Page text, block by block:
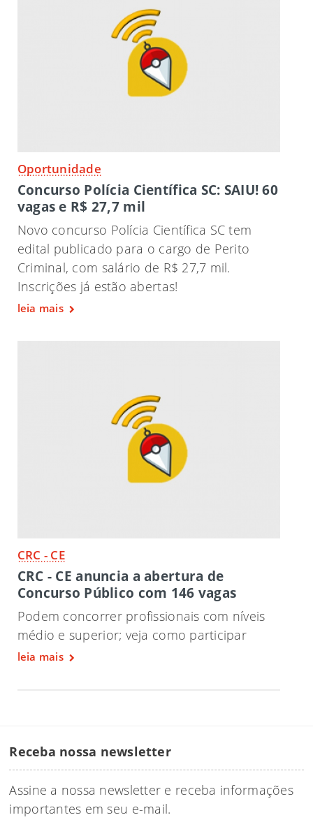
Oportunidade
Concurso Polícia Científica SC: SAIU! 60
vagas e R$ 27,7 mil
Novo concurso Polícia Científica SC tem
edital publicado para o cargo de Perito
Criminal, com salário de R$ 27,7 mil.
Inscrições já estão abertas!
leia mais
CRC - CE
CRC - CE anuncia a abertura de
Concurso Público com 146 vagas
Podem concorrer profissionais com níveis
médio e superior; veja como participar
leia mais
Receba nossa newsletter
Assine a nossa newsletter e receba informações
importantes em seu e-mail.